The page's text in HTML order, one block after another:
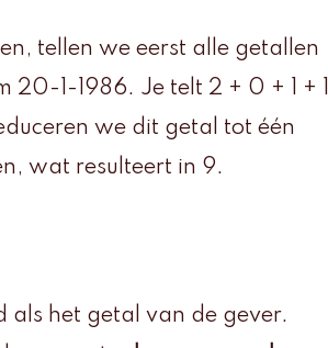
tellen we eerst alle getallen
1-1986. Je telt 2 + 0 + 1 + 1
we dit getal tot één
wat resulteert in 9.
als het getal van de gever.